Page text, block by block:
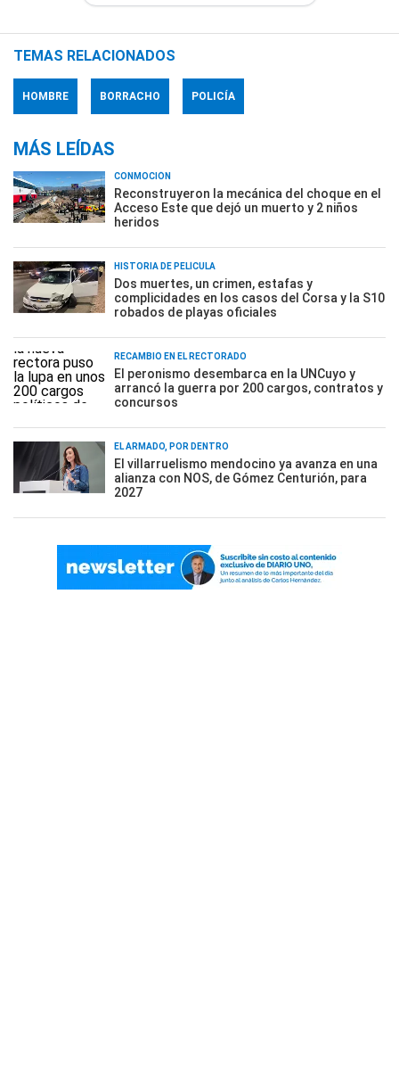
TEMAS RELACIONADOS
HOMBRE BORRACHO POLICÍA
MÁS LEÍDAS
CONMOCIÓN
Reconstruyeron la mecánica del choque en el
Acceso Este que dejó un muerto y 2 niños
heridos
HISTORIA DE PELÍCULA
Dos muertes, un crimen, estafas y
complicidades en los casos del Corsa y la S10
robados de playas oficiales
RECAMBIO EN EL RECTORADO
El peronismo desembarca en la UNCuyo y
arrancó la guerra por 200 cargos, contratos y
concursos
EL ARMADO, POR DENTRO
El villarruelismo mendocino ya avanza en una
alianza con NOS, de Gómez Centurión, para
2027